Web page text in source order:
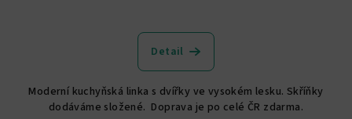
hodnocení
produktu
z
5
Detail
Moderní kuchyňská linka s dvířky ve vysokém lesku. Skříňky
dodáváme složené. Doprava je po celé ČR zdarma.